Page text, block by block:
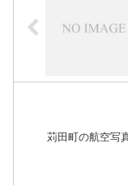
苅田町の航空写